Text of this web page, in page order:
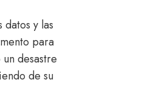
y las
para
desastre
de su